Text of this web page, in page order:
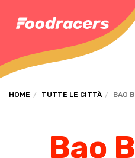
HOME TUTTE LE CITTÀ BAO
Bao